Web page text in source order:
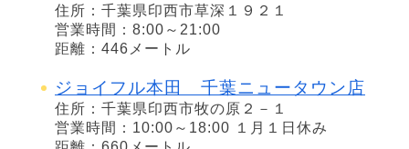
住所：千葉県印西市草深１９２１
営業時間：8:00～21:00
距離：446メートル
ジョイフル本田 千葉ニュータウン店
住所：千葉県印西市牧の原２－１
営業時間：10:00～18:00 １月１日休み